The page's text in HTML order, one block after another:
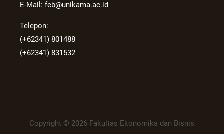
E-Mail: feb@unikama.ac.id
Telepon:
(+62341) 801488
(+62341) 831532
Copyright © 2026 Fakultas Ekonomika dan Bisnis